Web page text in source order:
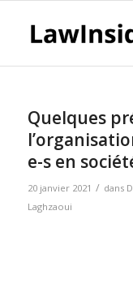
Quelques
e-s en
20 janvier 2021 / dans
Laghzaoui